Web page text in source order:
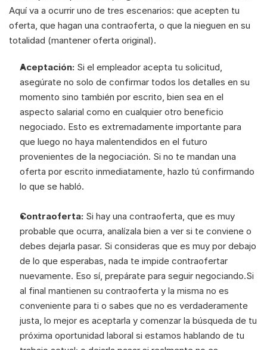
Aquí va a ocurrir uno de tres escenarios: que acepten tu
oferta, que hagan una contraoferta, o que la nieguen en su
totalidad (mantener oferta original).
Aceptación: Si el empleador acepta tu solicitud,
asegúrate no solo de confirmar todos los detalles en su
momento sino también por escrito, bien sea en el
aspecto salarial como en cualquier otro beneficio
negociado. Esto es extremadamente importante para
que luego no haya malentendidos en el futuro
provenientes de la negociación. Si no te mandan una
oferta por escrito inmediatamente, hazlo tú confirmando
lo que se habló.
Contraoferta: Si hay una contraoferta, que es muy
probable que ocurra, analízala bien a ver si te conviene o
debes dejarla pasar. Si consideras que es muy por debajo
de lo que esperabas, nada te impide contraofertar
nuevamente. Eso sí, prepárate para seguir negociando.Si
al final mantienen su contraoferta y la misma no es
conveniente para ti o sabes que no es verdaderamente
justa, lo mejor es aceptarla y comenzar la búsqueda de tu
próxima oportunidad laboral si estamos hablando de tu